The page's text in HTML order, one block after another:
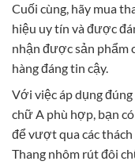
Cuối cùng, hãy mua
hiệu uy tín và được
nhận được sản phẩm
hàng đáng tin cậy.
Với việc áp dụng
chữ A phù hợp, bạn
để vượt qua các
Thang nhôm rút đôi